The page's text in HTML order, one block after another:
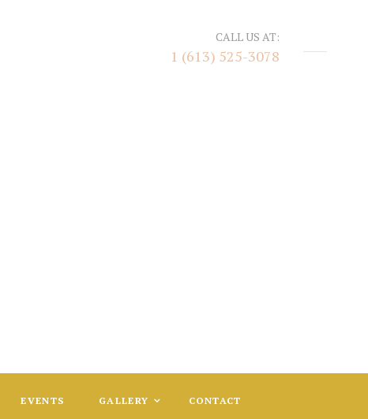
CALL US AT:
1 (613) 525-3078
EVENTS GALLERY CONTACT